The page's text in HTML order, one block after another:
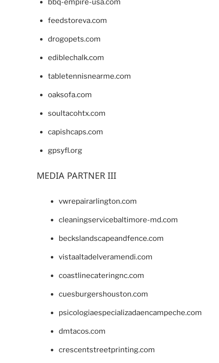
bbq-empire-usa.com
feedstoreva.com
drogopets.com
ediblechalk.com
tabletennisnearme.com
oaksofa.com
soultacohtx.com
capishcaps.com
gpsyfl.org
MEDIA PARTNER III
vwrepairarlington.com
cleaningservicebaltimore-md.com
beckslandscapeandfence.com
vistaaltadelveramendi.com
coastlinecateringnc.com
cuesburgershouston.com
psicologiaespecializadaencampeche.com
dmtacos.com
crescentstreetprinting.com